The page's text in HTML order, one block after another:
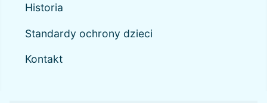
Historia
Standardy ochrony dzieci
Kontakt